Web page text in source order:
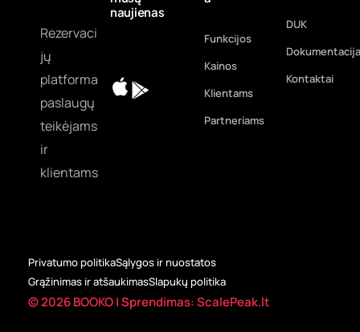
Rezervaci
jų
platforma
paslaugų
teikėjams
ir
klientams
Funkcijos
Kainos
Klientams
Partneriams
DUK
Dokumentacija
Kontaktai
naujienas
© 2026 BOOKO | Sprendimas: ScalePeak.lt
Privatumo politikaSąlygos ir nuostatos
Grąžinimas ir atšaukimasSlapukų politika